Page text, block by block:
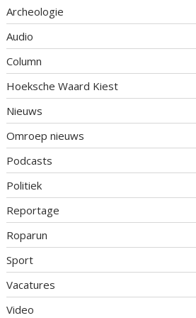
Archeologie
Audio
Column
Hoeksche Waard Kiest
Nieuws
Omroep nieuws
Podcasts
Politiek
Reportage
Roparun
Sport
Vacatures
Video